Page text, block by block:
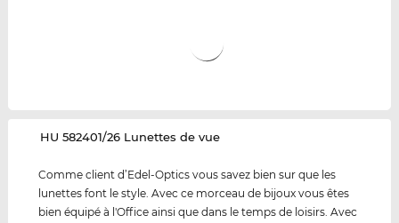
‌HU 582401/26 Lunettes de vue
Comme client d’Edel-Optics vous savez bien sur que les
lunettes font le style. Avec ce morceau de bijoux vous êtes
bien équipé à l'Office ainsi que dans le temps de loisirs. Avec